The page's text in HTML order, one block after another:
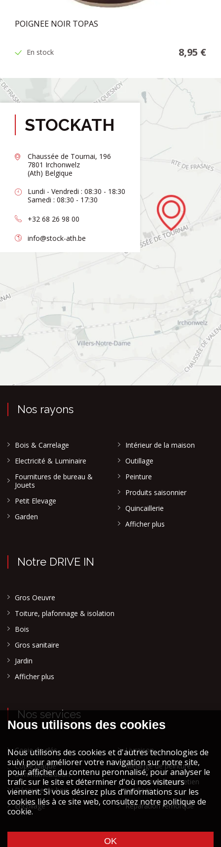
POIGNEE NOIR TOPAS
En stock 8,95 €
STOCKATH
Chaussée de Tournai, 196
7801 Irchonwelz
(Ath) Belgique
Lundi - Vendredi : 08:30 - 18:30
Samedi : 08:30 - 17:30
+32 68 26 98 00
info@stock-ath.be
Nos rayons
Bois & Carrelage
Electricité & Luminaire
Fournitures de bureau &
Jouets
Petit Elevage
Garden
Intérieur de la maison
Outillage
Peinture
Produits saisonnier
Quincaillerie
Afficher plus
Notre DRIVE IN
Gros Oeuvre
Toiture, plafonnage & isolation
Bois
Gros sanitaire
Jardin
Afficher plus
Nos services
Copie de clés
Copie plaque
d'immatriculation
Découpe de bois
Encollage
Livraison
Mélange de peinture
Réparation et entretien
outillage
Réparation remorque